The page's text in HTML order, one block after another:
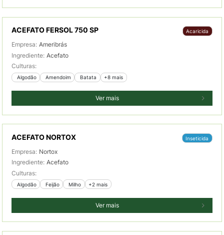
ACEFATO FERSOL 750 SP Acaricida
Empresa: Ameribrás
Ingrediente: Acefato
Culturas:
Algodão Amendoim Batata +8 mais
Ver mais
ACEFATO NORTOX Inseticida
Empresa: Nortox
Ingrediente: Acefato
Culturas:
Algodão Feijão Milho +2 mais
Ver mais